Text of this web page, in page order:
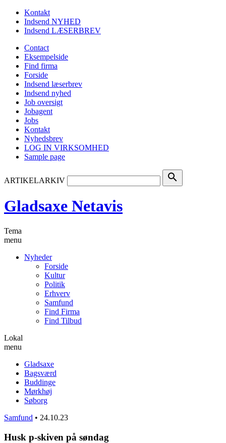
Kontakt
Indsend NYHED
Indsend LÆSERBREV
Contact
Eksempelside
Find firma
Forside
Indsend læserbrev
Indsend nyhed
Job oversigt
Jobagent
Jobs
Kontakt
Nyhedsbrev
LOG IN VIRKSOMHED
Sample page
ARTIKELARKIV search
Gladsaxe Netavis
Tema
menu
Nyheder
Forside
Kultur
Politik
Erhverv
Samfund
Find Firma
Find Tilbud
Lokal
menu
Gladsaxe
Bagsværd
Buddinge
Mørkhøj
Søborg
Samfund • 24.10.23
Husk p-skiven på søndag